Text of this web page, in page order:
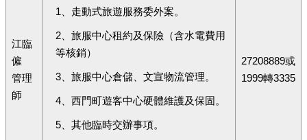
江臨
僱
管理
師
1、走動式旅遊服務委外案。
2、旅服中心租約及保險（含水電費用
等核銷）
3、旅服中心倉儲、文宣物流管理。
4、西門町遊客中心硬體維護及保固。
5、其他臨時交辦事項。
27208889或
1999轉3335